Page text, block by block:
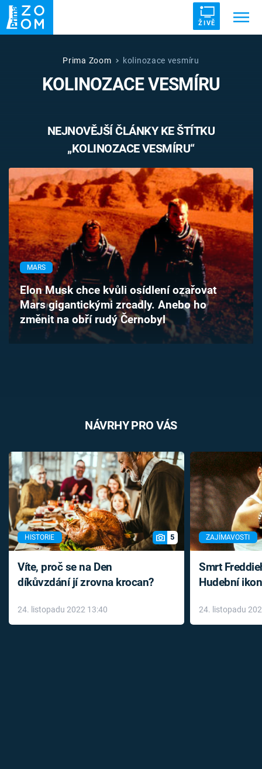
ŽIVĚ
ZRÁDCI UFO DRUHÁ SVĚTOVÁ VÁLKA
ZÁHADY VETŘELCI DÁVNOVĚKU
Témata
Pořady
TV Program
Časopis
Sledujte prima+
Přihlášení
Prima Zoom kolinozace vesmíru
KOLINOZACE VESMÍRU
NEJNOVĚJŠÍ ČLÁNKY KE ŠTÍTKU
„KOLINOZACE VESMÍRU“
MARS
Elon Musk chce kvůli osídlení ozařovat
Mars gigantickými zrcadly. Anebo ho
změnit na obří rudý Černobyl
NÁVRHY PRO VÁS
HISTORIE 5
Víte, proč se na Den
díkůvzdání jí zrovna krocan?
24. listopadu 2022 13:40
ZAJÍMAVOSTI
Smrt
Hudební
léky
24. listopadu